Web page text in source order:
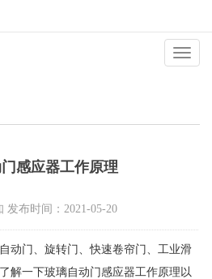
感应器工作原理
发布时间：2021-05-20
动门、旋转门、快速卷帘门、工业滑
解一下玻璃自动门感应器工作原理以